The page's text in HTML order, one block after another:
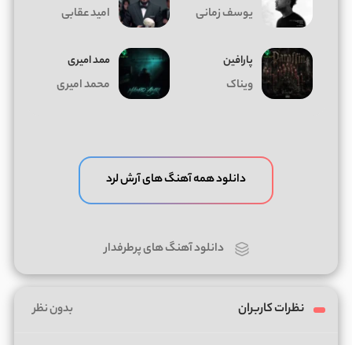
یوسف زمانی امید عقابی
پارافین
ویناک
ممد امیری
محمد امیری
دانلود همه آهنگ های آرش لرد
دانلود آهنگ های پرطرفدار
نظرات کاربران بدون نظر